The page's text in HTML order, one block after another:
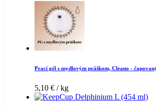
Prací gél s mydlovým práškom, Cleano -
5,10 € / kg